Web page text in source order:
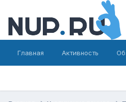
Главная Активность